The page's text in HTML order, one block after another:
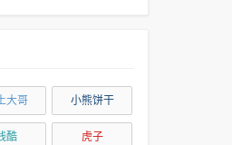
大哥 小熊饼干
酷 虎子